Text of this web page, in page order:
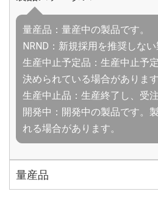
量産品：量産中の製品です。
NRND：新規採用を推奨しない
生産中止予定品：生産中止予
決められている場合があります
生産中止品：生産終了し、受
開発中：開発中の製品です。
れる場合があります。
量産品